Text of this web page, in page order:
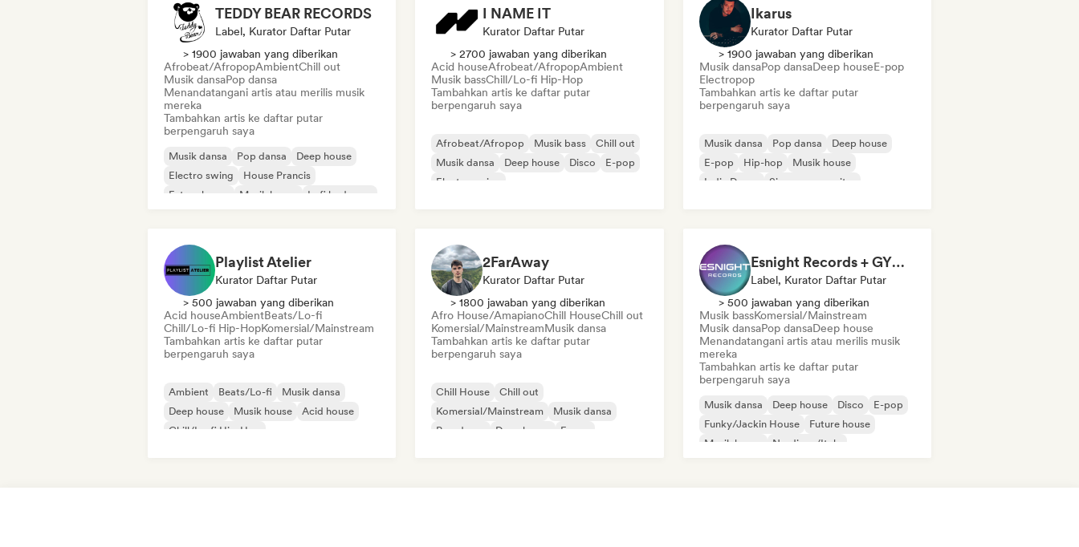
TEDDY BEAR RECORDS
Label, Kurator Daftar Putar
> 1900 jawaban yang diberikan
Afrobeat/AfropopAmbientChill out
Musik dansaPop dansa
Menandatangani artis atau merilis musik
mereka
Tambahkan artis ke daftar putar
berpengaruh saya
Musik dansa Pop dansa
Deep house
Electro swing
House Prancis
Future house
Musik house Lofi bedroom
I NAME IT
Kurator Daftar Putar
> 2700 jawaban yang diberikan
Acid houseAfrobeat/AfropopAmbient
Musik bassChill/Lo-fi Hip-Hop
Tambahkan artis ke daftar putar
berpengaruh saya
Afrobeat/Afropop Musik bass
Chill out
Musik dansa
Deep house Disco
E-pop
Electro swing
Ikarus
Kurator Daftar Putar
> 1900 jawaban yang diberikan
Musik dansaPop dansaDeep houseE-pop
Electropop
Tambahkan artis ke daftar putar
berpengaruh saya
Musik dansa Pop dansa
Deep house
E-pop
Hip-hop
Musik house
Indie Dance
Singer-songwriter
Playlist Atelier
Kurator Daftar Putar
> 500 jawaban yang diberikan
Acid houseAmbientBeats/Lo-fi
Chill/Lo-fi Hip-HopKomersial/Mainstream
Tambahkan artis ke daftar putar
berpengaruh saya
Ambient Beats/Lo-fi
Musik dansa
Deep house
Musik house
Acid house
Chill/Lo-fi Hip-Hop
2FarAway
Kurator Daftar Putar
> 1800 jawaban yang diberikan
Afro House/AmapianoChill HouseChill out
Komersial/MainstreamMusik dansa
Tambahkan artis ke daftar putar
berpengaruh saya
Chill House
Chill out
Komersial/Mainstream
Musik dansa
Pop dansa
Deep house
E-pop
Esnight Records + GYM DISCO HOUSE POP playlist
Label, Kurator Daftar Putar
> 500 jawaban yang diberikan
Musik bassKomersial/Mainstream
Musik dansaPop dansaDeep house
Menandatangani artis atau merilis musik
mereka
Tambahkan artis ke daftar putar
berpengaruh saya
Musik dansa Deep house Disco
E-pop
Funky/Jackin House
Future house
Musik house
Nu-disco/Italo